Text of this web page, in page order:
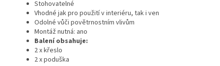
Stohovatelné
Vhodné jak pro použití v interiéru, tak i ven
Odolné vůči povětrnostním vlivům
Montáž nutná: ano
Balení obsahuje:
2 x křeslo
2 x poduška